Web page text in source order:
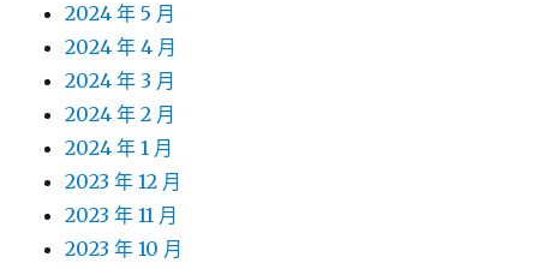
2024 年 5 月
2024 年 4 月
2024 年 3 月
2024 年 2 月
2024 年 1 月
2023 年 12 月
2023 年 11 月
2023 年 10 月